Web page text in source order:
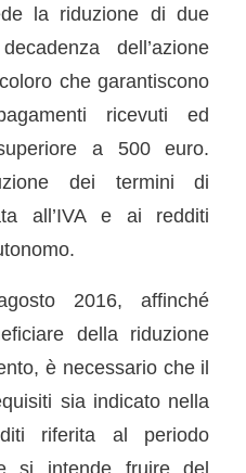
la riduzione di due
dell’azione
che garantiscono
ricevuti ed
a 500 euro.
dei termini di
all’IVA e ai redditi
2016, affinché
della riduzione
è necessario che il
sia indicato nella
riferita al periodo
si intende fruire del